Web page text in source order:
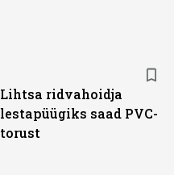
Lihtsa ridvahoidja
lestapüügiks saad PVC-
torust